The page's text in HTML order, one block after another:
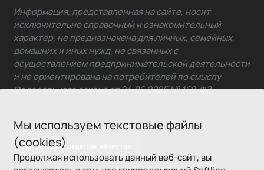
Мы используем текстовые файлы
(cookies)
Продолжая использовать данный веб-сайт, вы
Связаться с отделом качества
Информация, представленная на сайте, носит
исключительно справочный и ознакомительный
характер, не предназначена для личных, семейных,
домашних и иных нужд, не связанных с
осуществлением предпринимательской деятельности
и не ориентирована на потребителей по смыслу
Федерального закона от 24.06.2025 № 168-ФЗ.